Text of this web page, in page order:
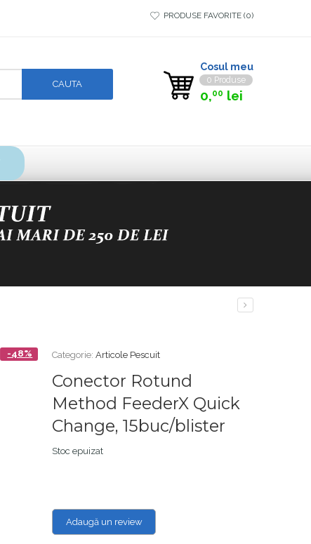
PRODUSE FAVORITE 0
Cosul meu
0 Produse
0,00 lei
-48% Categorie:Articole Pescuit
Conector Rotund
Method FeederX Quick
Change, 15buc/blister
Stoc epuizat
Adaugă un review